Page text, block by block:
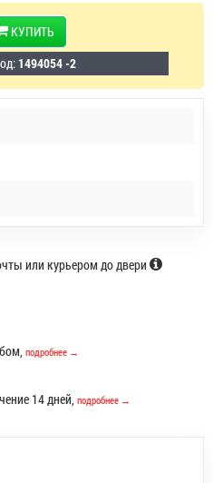
КУПИТЬ
1494054 -2
или курьером до двери
подробнее →
14 дней, подробнее →